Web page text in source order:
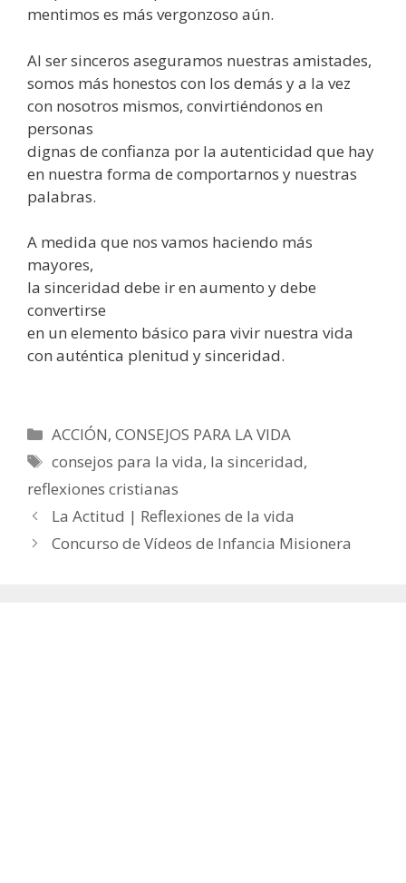
mentimos es más vergonzoso aún.
Al ser sinceros aseguramos nuestras amistades,
somos más honestos con los demás y a la vez
con nosotros mismos, convirtiéndonos en
personas
dignas de confianza por la autenticidad que hay
en nuestra forma de comportarnos y nuestras
palabras.
A medida que nos vamos haciendo más
mayores,
la sinceridad debe ir en aumento y debe
convertirse
en un elemento básico para vivir nuestra vida
con auténtica plenitud y sinceridad.
Categorías
ACCIÓN,CONSEJOS PARA LA VIDA
Etiquetas
consejos para la vida, la sinceridad,
reflexiones cristianas
La Actitud | Reflexiones de la vida
Concurso de Vídeos de Infancia Misionera